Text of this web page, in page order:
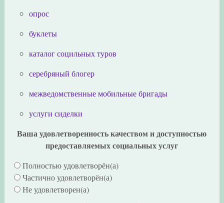
опрос
буклеты
каталог социльных туров
серебряный блогер
межведомственные мобильные бригады
услуги сиделки
Ваша удовлетворенность качеством и доступностью
предоставляемых социальных услуг
Полностью удовлетворён(а)
Частично удовлетворён(а)
Не удовлетворен(а)